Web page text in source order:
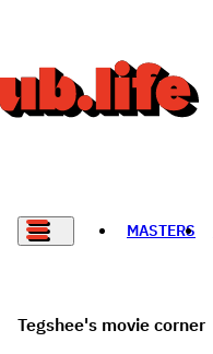
MASTERS
Tegshee's movie corner